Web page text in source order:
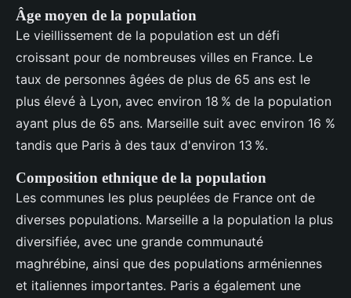
Âge moyen de la population
Le vieillissement de la population est un défi
croissant pour de nombreuses villes en France. Le
taux de personnes âgées de plus de 65 ans est le
plus élevé à Lyon, avec environ 18 % de la population
ayant plus de 65 ans. Marseille suit avec environ 16 %
tandis que Paris à des taux d'environ 13 %.
Composition ethnique de la population
Les communes les plus peuplées de France ont de
diverses populations. Marseille a la population la plus
diversifiée, avec une grande communauté
maghrébine, ainsi que des populations arméniennes
et italiennes importantes. Paris a également une